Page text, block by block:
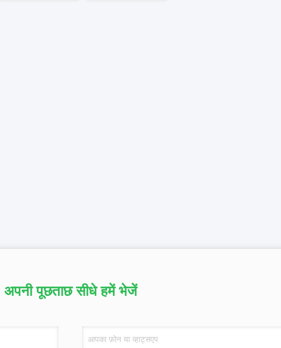
अपनी पूछताछ सीधे हमें भेजें